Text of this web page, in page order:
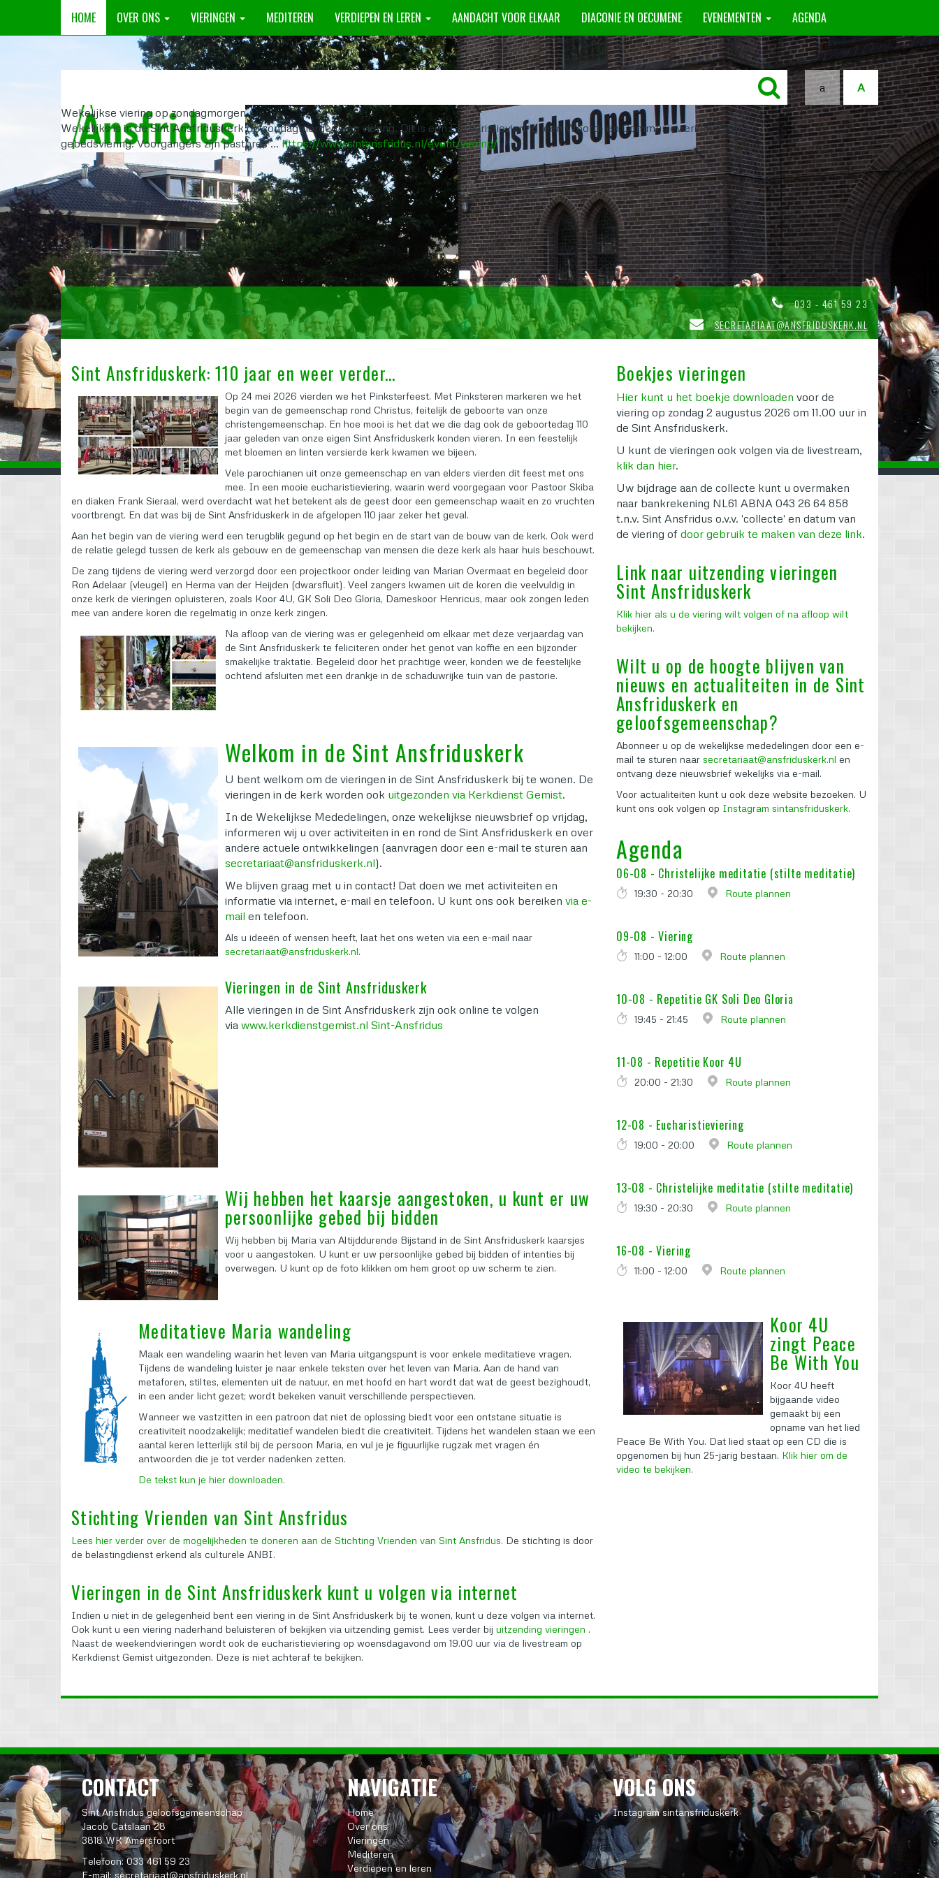
HOME OVER ONS VIERINGEN MEDITEREN VERDIEPEN EN LEREN AANDACHT VOOR ELKAAR DIACONIE EN OECUMENE EVENEMENTEN AGENDA
Wekelijkse viering op zondagmorgen
Wekelijks is in de Sint Ansfriduskerk op zondagmorgen een viering. Dit is een Eucharistieviering, een Woord- en Communieviering of een
gebedsviering. Voorgangers zijn pastores …https://www.sintansfridus.nl/event/viering/
a A
033 - 461 59 23
SECRETARIAAT@ANSFRIDUSKERK.NL
Sint Ansfriduskerk: 110 jaar en weer verder...
Op 24 mei 2026 vierden we het Pinksterfeest. Met Pinksteren markeren we het
begin van de gemeenschap rond Christus, feitelijk de geboorte van onze
christengemeenschap. En hoe mooi is het dat we die dag ook de geboortedag 110
jaar geleden van onze eigen Sint Ansfriduskerk konden vieren. In een feestelijk
met bloemen en linten versierde kerk kwamen we bijeen.
Vele parochianen uit onze gemeenschap en van elders vierden dit feest met ons
mee. In een mooie eucharistieviering, waarin werd voorgegaan voor Pastoor Skiba
en diaken Frank Sieraal, werd overdacht wat het betekent als de geest door een gemeenschap waait en zo vruchten
voortbrengt. En dat was bij de Sint Ansfriduskerk in de afgelopen 110 jaar zeker het geval.
Aan het begin van de viering werd een terugblik gegund op het begin en de start van de bouw van de kerk. Ook werd
de relatie gelegd tussen de kerk als gebouw en de gemeenschap van mensen die deze kerk als haar huis beschouwt.
De zang tijdens de viering werd verzorgd door een projectkoor onder leiding van Marian Overmaat en begeleid door
Ron Adelaar (vleugel) en Herma van der Heijden (dwarsfluit). Veel zangers kwamen uit de koren die veelvuldig in
onze kerk de vieringen opluisteren, zoals Koor 4U, GK Soli Deo Gloria, Dameskoor Henricus, maar ook zongen leden
mee van andere koren die regelmatig in onze kerk zingen.
Na afloop van de viering was er gelegenheid om elkaar met deze verjaardag van
de Sint Ansfriduskerk te feliciteren onder het genot van koffie en een bijzonder
smakelijke traktatie. Begeleid door het prachtige weer, konden we de feestelijke
ochtend afsluiten met een drankje in de schaduwrijke tuin van de pastorie.
Welkom in de Sint Ansfriduskerk
U bent welkom om de vieringen in de Sint Ansfriduskerk bij te wonen. De
vieringen in de kerk worden ook uitgezonden via Kerkdienst Gemist.
In de Wekelijkse Mededelingen, onze wekelijkse nieuwsbrief op vrijdag,
informeren wij u over activiteiten in en rond de Sint Ansfriduskerk en over
andere actuele ontwikkelingen (aanvragen door een e-mail te sturen aan
secretariaat@ansfriduskerk.nl).
We blijven graag met u in contact! Dat doen we met activiteiten en
informatie via internet, e-mail en telefoon. U kunt ons ook bereiken via e-
mail en telefoon.
Als u ideeën of wensen heeft, laat het ons weten via een e-mail naar
secretariaat@ansfriduskerk.nl.
Vieringen in de Sint Ansfriduskerk
Alle vieringen in de Sint Ansfriduskerk zijn ook online te volgen
via www.kerkdienstgemist.nl Sint-Ansfridus
Wij hebben het kaarsje aangestoken, u kunt er uw
persoonlijke gebed bij bidden
Wij hebben bij Maria van Altijddurende Bijstand in de Sint Ansfriduskerk kaarsjes
voor u aangestoken. U kunt er uw persoonlijke gebed bij bidden of intenties bij
overwegen. U kunt op de foto klikken om hem groot op uw scherm te zien.
Meditatieve Maria wandeling
Maak een wandeling waarin het leven van Maria uitgangspunt is voor enkele meditatieve vragen.
Tijdens de wandeling luister je naar enkele teksten over het leven van Maria. Aan de hand van
metaforen, stiltes, elementen uit de natuur, en met hoofd en hart wordt dat wat de geest bezighoudt,
in een ander licht gezet; wordt bekeken vanuit verschillende perspectieven.
Wanneer we vastzitten in een patroon dat niet de oplossing biedt voor een ontstane situatie is
creativiteit noodzakelijk; meditatief wandelen biedt die creativiteit. Tijdens het wandelen staan we een
aantal keren letterlijk stil bij de persoon Maria, en vul je je figuurlijke rugzak met vragen én
antwoorden die je tot verder nadenken zetten.
De tekst kun je hier downloaden.
Stichting Vrienden van Sint Ansfridus
Lees hier verder over de mogelijkheden te doneren aan de Stichting Vrienden van Sint Ansfridus. De stichting is door
de belastingdienst erkend als culturele ANBI.
Vieringen in de Sint Ansfriduskerk kunt u volgen via internet
Indien u niet in de gelegenheid bent een viering in de Sint Ansfriduskerk bij te wonen, kunt u deze volgen via internet.
Ook kunt u een viering naderhand beluisteren of bekijken via uitzending gemist. Lees verder bij uitzending vieringen .
Naast de weekendvieringen wordt ook de eucharistieviering op woensdagavond om 19.00 uur via de livestream op
Kerkdienst Gemist uitgezonden. Deze is niet achteraf te bekijken.
Boekjes vieringen
Hier kunt u het boekje downloaden voor de
viering op zondag 2 augustus 2026 om 11.00 uur in
de Sint Ansfriduskerk.
U kunt de vieringen ook volgen via de livestream,
klik dan hier.
Uw bijdrage aan de collecte kunt u overmaken
naar bankrekening NL61 ABNA 043 26 64 858
t.n.v. Sint Ansfridus o.v.v. 'collecte' en datum van
de viering of door gebruik te maken van deze link.
Link naar uitzending vieringen
Sint Ansfriduskerk
Klik hier als u de viering wilt volgen of na afloop wilt
bekijken.
Wilt u op de hoogte blijven van
nieuws en actualiteiten in de Sint
Ansfriduskerk en
geloofsgemeenschap?
Abonneer u op de wekelijkse mededelingen door een e-
mail te sturen naar secretariaat@ansfriduskerk.nl en
ontvang deze nieuwsbrief wekelijks via e-mail.
Voor actualiteiten kunt u ook deze website bezoeken. U
kunt ons ook volgen op Instagram sintansfriduskerk.
Agenda
06-08 - Christelijke meditatie (stilte meditatie)
19:30 - 20:30 Route plannen
09-08 -Viering
11:00 - 12:00 Route plannen
10-08 - Repetitie GK Soli Deo Gloria
19:45 - 21:45 Route plannen
11-08 - Repetitie Koor 4U
20:00 - 21:30 Route plannen
12-08 - Eucharistieviering
19:00 - 20:00 Route plannen
13-08 - Christelijke meditatie (stilte meditatie)
19:30 - 20:30 Route plannen
16-08 -Viering
11:00 - 12:00 Route plannen
Koor 4U
zingt Peace
Be With You
Koor 4U heeft
bijgaande video
gemaakt bij een
opname van het lied
Peace Be With You. Dat lied staat op een CD die is
opgenomen bij hun 25-jarig bestaan. Klik hier om de
video te bekijken.
CONTACT
Sint Ansfridus geloofsgemeenschap
Jacob Catslaan 28
3818 WK Amersfoort
Telefoon: 033 461 59 23
E-mail:secretariaat@ansfriduskerk.nl
NAVIGATIE
Home
Over ons
Vieringen
Mediteren
Verdiepen en leren
VOLG ONS
Instagram sintansfriduskerk